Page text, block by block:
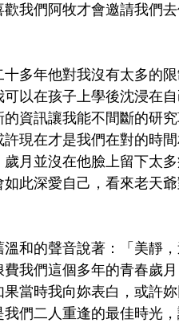
我們阿牧才會邀請我們
多年他對我沒有太多的
以在孩子上學後沈浸在
資訊讓我能不間斷的研
現在才是我們在對的時
月並沒在他臉上留下太
此深愛自己，看來老天
和的聲音說著：「美靜
我們這個多年的青春歲
當時我向妳表白，或許
們二人重逢的最佳時光